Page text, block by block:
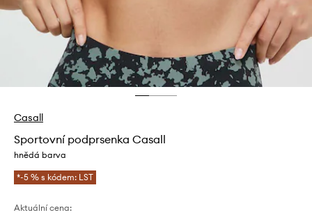
Casall
Sportovní podprsenka Casall
hnědá barva
*-5 % s kódem: LST
Aktuální cena: